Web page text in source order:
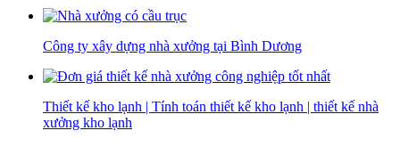
Công ty xây dựng nhà xưởng tại Bình Dương
Thiết kế kho lạnh | Tính toán thiết kế kho lạnh | thiết kế nhà
xưởng kho lạnh